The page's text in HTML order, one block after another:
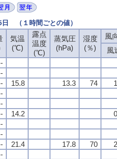
（１時間ごとの値）
気温
(℃)
露点
温度
(℃)
蒸気圧
(hPa)
湿度
(％)
風
風
15.8 13.3 74
14.2
21.4 17.8 70